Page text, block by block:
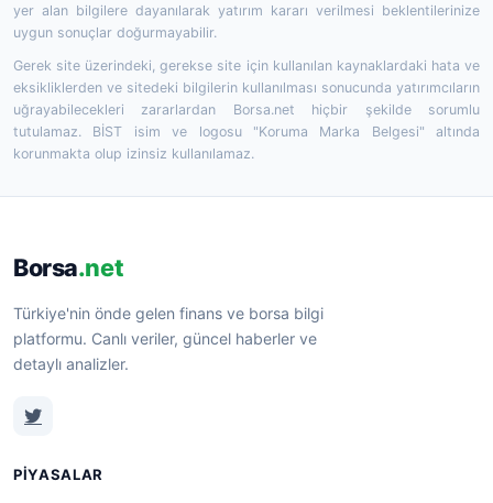
yer alan bilgilere dayanılarak yatırım kararı verilmesi beklentilerinize
uygun sonuçlar doğurmayabilir.
Gerek site üzerindeki, gerekse site için kullanılan kaynaklardaki hata ve
eksikliklerden ve sitedeki bilgilerin kullanılması sonucunda yatırımcıların
uğrayabilecekleri zararlardan Borsa.net hiçbir şekilde sorumlu
tutulamaz. BİST isim ve logosu "Koruma Marka Belgesi" altında
korunmakta olup izinsiz kullanılamaz.
Borsa.net
Türkiye'nin önde gelen finans ve borsa bilgi
platformu. Canlı veriler, güncel haberler ve
detaylı analizler.
PIYASALAR